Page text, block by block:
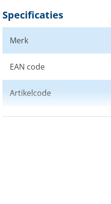
Specificaties
Merk
EAN code
Artikelcode
Drijfvermogen